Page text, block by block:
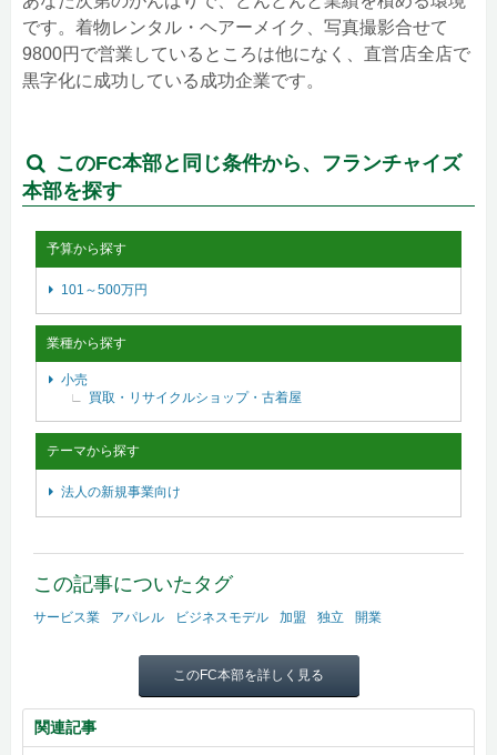
です。着物レンタル・ヘアーメイク、写真撮影合せて
9800円で営業しているところは他になく、直営店全店で
黒字化に成功している成功企業です。
このFC本部と同じ条件から、フランチャイズ
本部を探す
予算から探す
101～500万円
業種から探す
小売
買取・リサイクルショップ・古着屋
テーマから探す
法人の新規事業向け
この記事についたタグ
サービス業 アパレル ビジネスモデル 加盟 独立 開業
このFC本部を詳しく見る
関連記事